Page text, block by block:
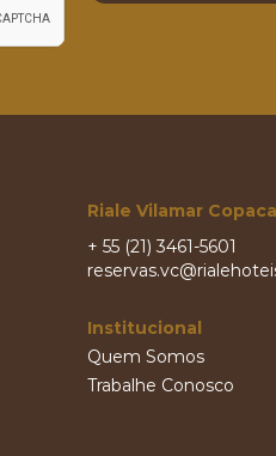
Riale Vilamar
+ 55 (21) 3461-5601
Institucional
Quem Somos
Trabalhe Conosco